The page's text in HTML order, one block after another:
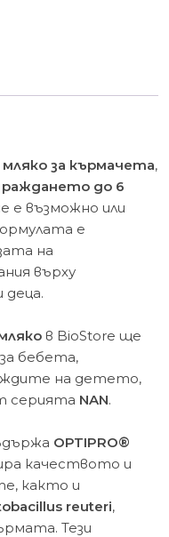
мляко за кърмачета,
до 6
е възможно или
е
на
върху
в BioStore ще
бебета,
на детето,
серията NAN.
OPTIPRO®
качеството и
както и
reuteri,
Тези